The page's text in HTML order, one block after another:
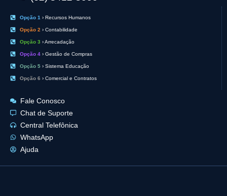
Opção 1 › Recursos Humanos
Opção 2 › Contabilidade
Opção 3 › Arrecadação
Opção 4› Gestão de Compras
Opção 5› Sistema Educação
Opção 6 › Comercial e Contratos
Fale Conosco
Chat de Suporte
Central Telefônica
WhatsApp
Ajuda